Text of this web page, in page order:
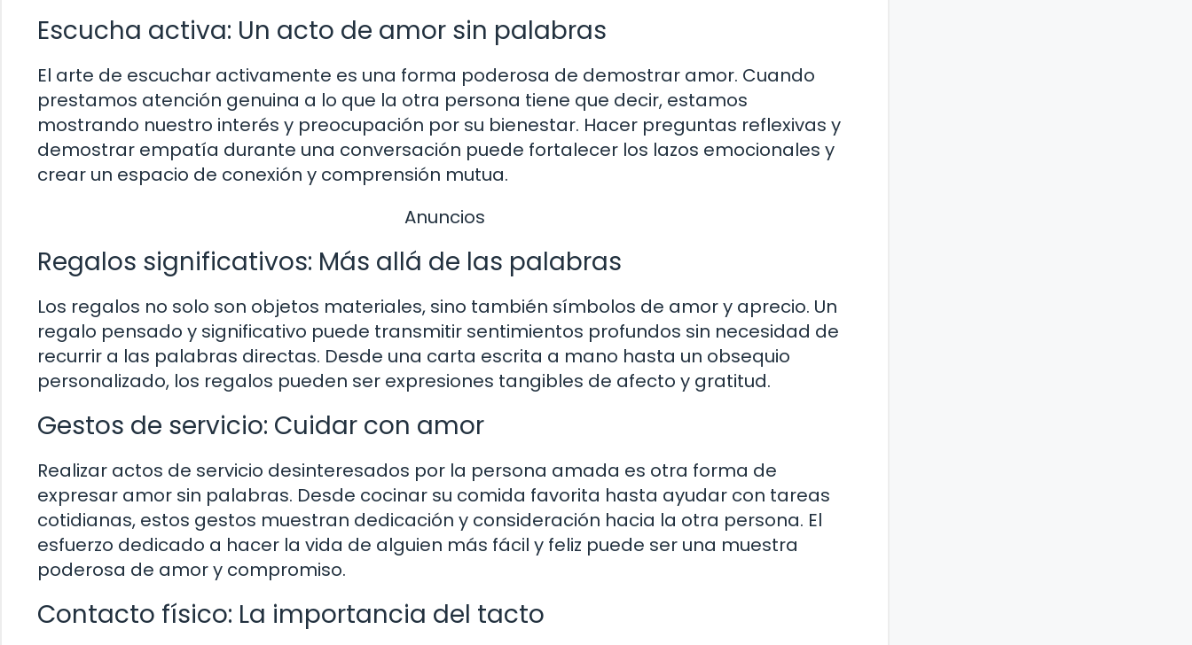
Escucha activa: Un acto de amor sin palabras
El arte de escuchar activamente es una forma poderosa de demostrar amor. Cuando
prestamos atención genuina a lo que la otra persona tiene que decir, estamos
mostrando nuestro interés y preocupación por su bienestar. Hacer preguntas reflexivas y
demostrar empatía durante una conversación puede fortalecer los lazos emocionales y
crear un espacio de conexión y comprensión mutua.
Anuncios
Regalos significativos: Más allá de las palabras
Los regalos no solo son objetos materiales, sino también símbolos de amor y aprecio. Un
regalo pensado y significativo puede transmitir sentimientos profundos sin necesidad de
recurrir a las palabras directas. Desde una carta escrita a mano hasta un obsequio
personalizado, los regalos pueden ser expresiones tangibles de afecto y gratitud.
Gestos de servicio: Cuidar con amor
Realizar actos de servicio desinteresados por la persona amada es otra forma de
expresar amor sin palabras. Desde cocinar su comida favorita hasta ayudar con tareas
cotidianas, estos gestos muestran dedicación y consideración hacia la otra persona. El
esfuerzo dedicado a hacer la vida de alguien más fácil y feliz puede ser una muestra
poderosa de amor y compromiso.
Contacto físico: La importancia del tacto